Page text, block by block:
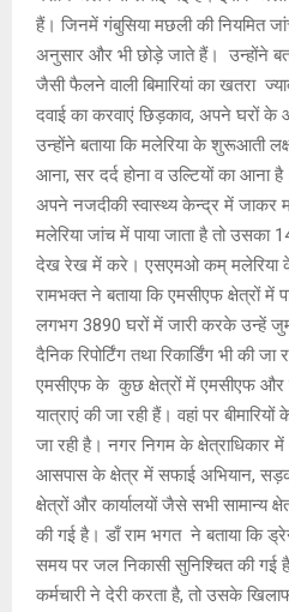
हैं। जिनमें गंबुसिया मछली की नियमित
अनुसार और भी छोड़े जाते हैं। उन्होंने
जैसी फैलने वाली बिमारियां का खतरा
दवाई का करवाएं छिड़काव, अपने घरों
उन्होंने बताया कि मलेरिया के शुरूआती
आना, सर दर्द होना व उल्टियों का आना
अपने नजदीकी स्वास्थ्य केन्द्र में जाकर
मलेरिया जांच में पाया जाता है तो उसका
देख रेख में करे। एसएमओ कम् मलेरिया के
रामभक्त ने बताया कि एमसीएफ क्षेत्रों में
लगभग 3890 घरों में जारी करके उन्हें
दैनिक रिपोर्टिंग तथा रिकार्डिंग भी की
एमसीएफ के कुछ क्षेत्रों में एमसीएफ और
यात्राएं की जा रही हैं। वहां पर
जा रही है। नगर निगम के क्षेत्राधिकार
आसपास के क्षेत्र में सफाई अभियान,
क्षेत्रों और कार्यालयों जैसे सभी सामान्य
की गई है। डाँ राम भगत ने बताया कि
समय पर जल निकासी सुनिश्चित की गई
कर्मचारी ने देरी करता है, तो उसके खिलाफ